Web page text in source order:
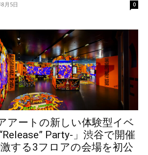
月5日 0
アートの新しい体験型イベ
Party-」渋谷で開催
する3フロアの会場を初公